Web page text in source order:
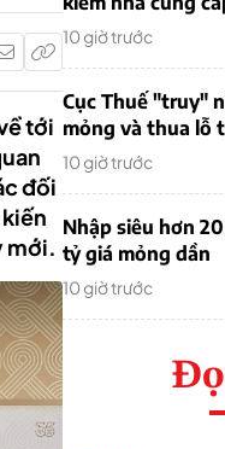
tới
đối
mới.
10 giờ trước
Cục Thuế "truy"
mỏng và thua lỗ
10 giờ trước
Nhập siêu hơn
tỷ giá mỏng dần
10 giờ trước